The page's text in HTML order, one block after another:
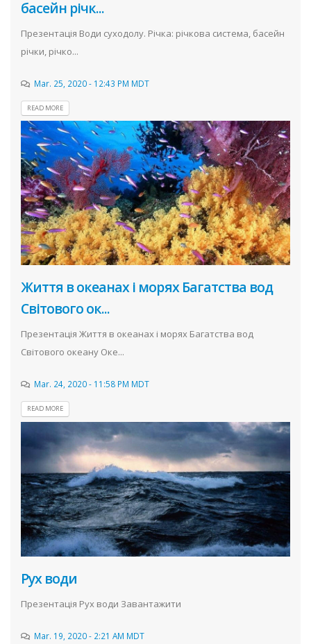
басейн річк...
Презентація Води суходолу. Річка: річкова система, басейн
річки, річко...
Mar. 25, 2020 - 12:43 PM MDT
READ MORE
Життя в океанах і морях Багатства вод
Світового ок...
Презентація Життя в океанах і морях Багатства вод
Світового океану Оке...
Mar. 24, 2020 - 11:58 PM MDT
READ MORE
Рух води
Презентація Рух води Завантажити
Mar. 19, 2020 - 2:21 AM MDT